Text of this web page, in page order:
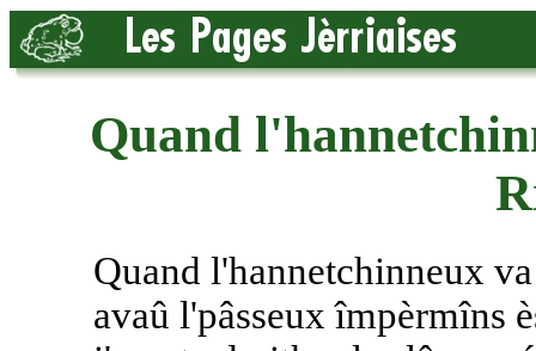
Quand
Quand l'hannetchinneux
avaû l'pâsseux împèrmîns